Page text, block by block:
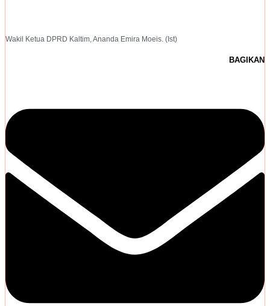
Wakil Ketua DPRD Kaltim, Ananda Emira Moeis. (Ist)
BAGIKAN